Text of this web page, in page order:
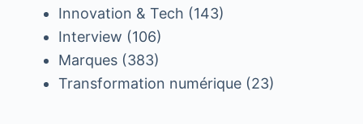
Innovation & Tech (143)
Interview (106)
Marques(383)
Transformation numérique(23)